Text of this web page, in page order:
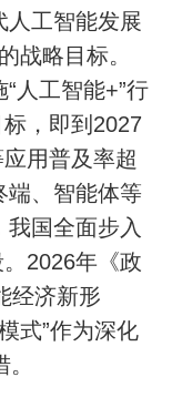
人工智能发展
战略目标。
人工智能+”行
，即到2027
用普及率超
端、智能体等
国全面步入
2026年《政
经济新形
式”作为深化